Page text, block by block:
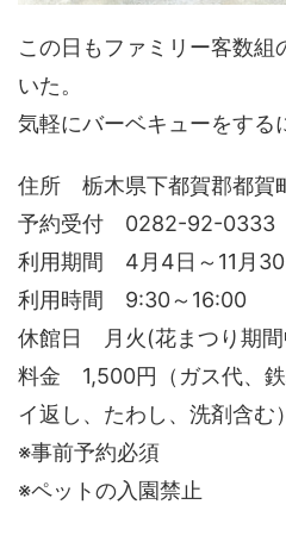
この日もファミリー客数組
いた。
気軽にバーベキューをする
住所 栃木県下都賀郡都賀
予約受付 0282-92-0333
利用期間 4月4日～11月30
利用時間 9:30～16:00
休館日 月火(花まつり期間
料金 1,500円（ガス代、
イ返し、たわし、洗剤含む）
※事前予約必須
※ペットの入園禁止